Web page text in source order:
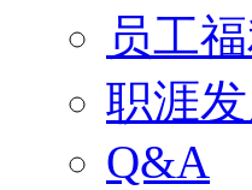
员工福
职涯
Q&A